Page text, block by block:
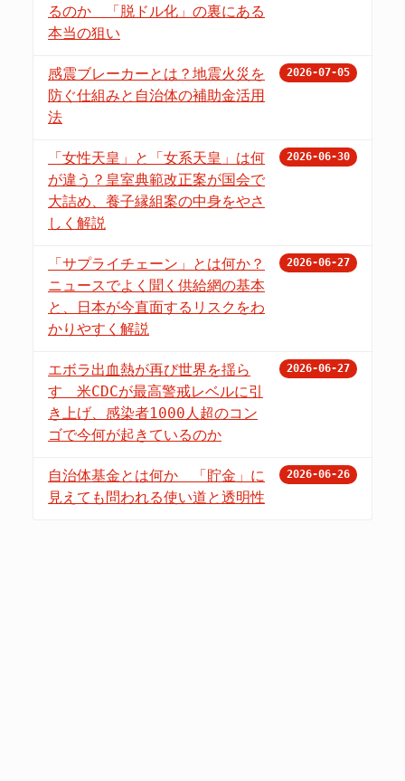
るのか 「脱ドル化」の裏にある
本当の狙い
感震ブレーカーとは？地震火災を
防ぐ仕組みと自治体の補助金活用
法
2026-07-05
「女性天皇」と「女系天皇」は何
が違う？皇室典範改正案が国会で
大詰め、養子縁組案の中身をやさ
しく解説
2026-06-30
「サプライチェーン」とは何か？
ニュースでよく聞く供給網の基本
と、日本が今直面するリスクをわ
かりやすく解説
2026-06-27
エボラ出血熱が再び世界を揺ら
す 米CDCが最高警戒レベルに引
き上げ、感染者1000人超のコン
ゴで今何が起きているのか
2026-06-27
自治体基金とは何か 「貯金」に
見えても問われる使い道と透明性
2026-06-26